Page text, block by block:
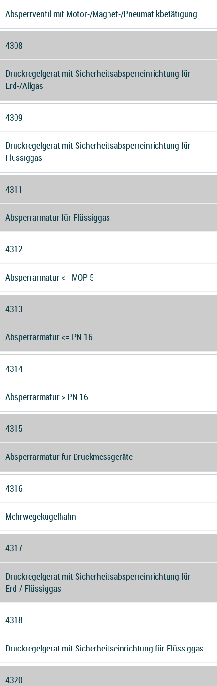
Absperrventil mit Motor-/Magnet-/Pneumatikbetätigung
4308
Druckregelgerät mit Sicherheitsabsperreinrichtung für
Erd-/Allgas
4309
Druckregelgerät mit Sicherheitsabsperreinrichtung für
Flüssiggas
4311
Absperrarmatur für Flüssiggas
4312
Absperrarmatur <= MOP 5
4313
Absperrarmatur <= PN 16
4314
Absperrarmatur > PN 16
4315
Absperrarmatur für Druckmessgeräte
4316
Mehrwegekugelhahn
4317
Druckregelgerät mit Sicherheitsabsperreinrichtung für
Erd-/ Flüssiggas
4318
Druckregelgerät mit Sicherheitseinrichtung für Flüssiggas
4320